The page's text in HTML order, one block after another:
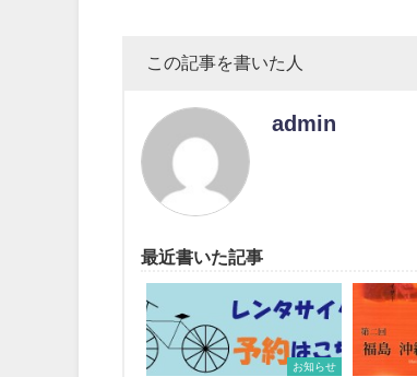
この記事を書いた人
admin
最近書いた記事
お知らせ